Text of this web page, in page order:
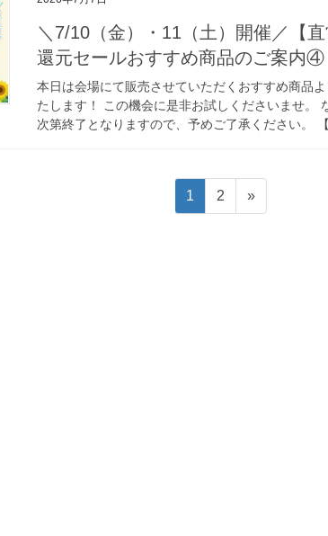
＼7/10（金）・11（土）開催／【
還元セールおすすめ商品のご案内④
本日は会場にて販売させていただくおすすめ商品
たします！ この機会に是非お試しくださいませ。
次第終了となりますので、予めご了承ください。
固
定
1
固
定
2 »